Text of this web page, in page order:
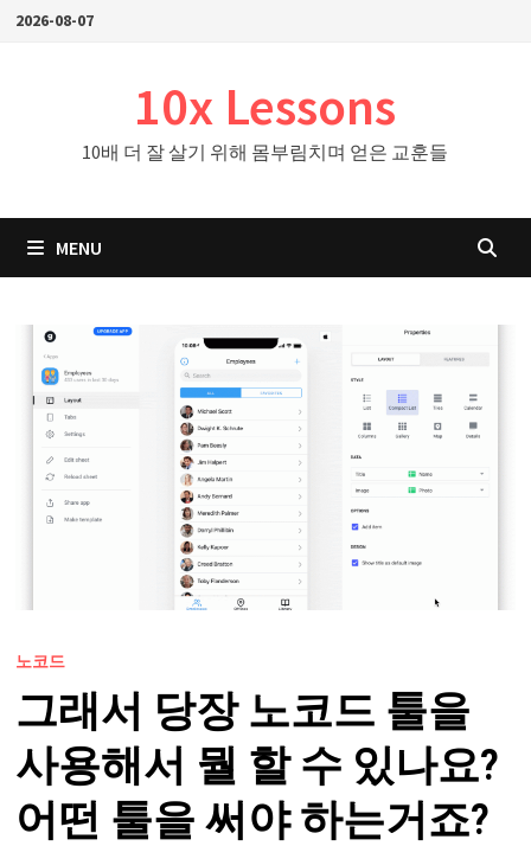
Skip2026-08-07
10x Lessons
10배 더 잘 살기 위해 몸부림치며 얻은 교훈들
MENU
노코드
그래서 당장 노코드 툴을
사용해서 뭘 할 수 있나요?
어떤 툴을 써야 하는거죠?